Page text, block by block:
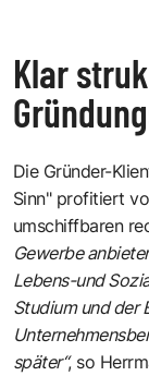
Klar
Die Gründer-
Sinn" profitiert
umschiffbaren
Gewerbe
Lebens-und
Studium und der
später“, so